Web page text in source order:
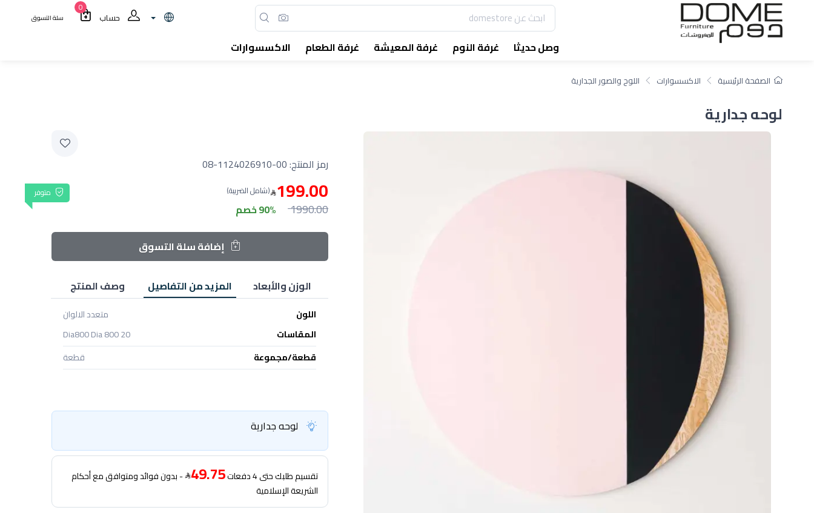
حساب
0
سلة التسوق
وصل حديثا غرفة النوم غرفة المعيشة غرفة الطعام الاكسسوارات
الصفحة الرئيسية الاكسسوارات اللوح والصور الجدارية
لوحه جدارية
رمز المنتج:08-1124026910-00
متوفر 199.00 (شامل الضريبة)
1990.00 90% خصم
الوزن والأبعاد المزيد من التفاصيل
اللون
متعدد الالوان
المقاسات
Dia800 Dia 800 20
قطعة/مجموعة
قطعة
وصف المنتج
لوحه جدارية
تقسيم طلبك حتى 4 دفعات 49.75 - بدون فوائد ومتوافق مع أحكام
الشريعة الإسلامية